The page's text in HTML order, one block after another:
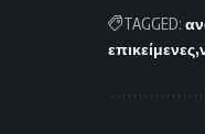
TAGGED:
επικείμενες